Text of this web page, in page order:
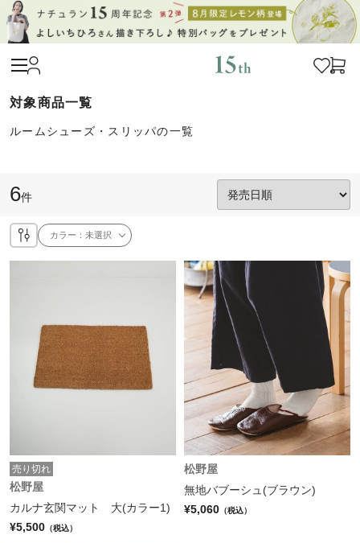
ルームシューズ・スリッパの一覧
6件
カラー：未選択
売り切れ
松野屋
カルナ玄関マット 大(カラー1)
¥5,500 （税込）
松野屋
無地バブーシュ(ブラウン)
¥5,060 （税込）